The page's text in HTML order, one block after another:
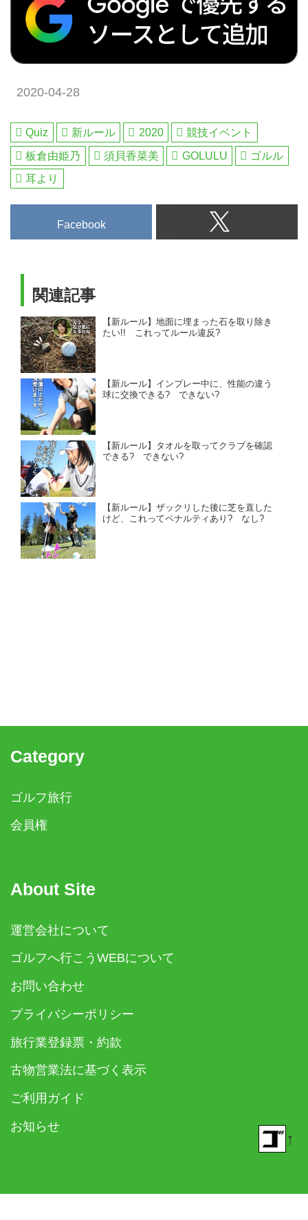
2020-04-28
Quiz 新ルール 2020
競技イベント
板倉由姫乃
須貝香菜美 GOLULU
ゴルル
耳より
Facebook
関連記事
【新ルール】地面に埋まった石を取り除き
たい!! これってルール違反?
【新ルール】インプレー中に、性能の違う
球に交換できる? できない?
【新ルール】タオルを取ってクラブを確認
できる? できない?
【新ルール】ザックリした後に芝を直した
けど、これってペナルティあり? なし?
Category
ゴルフ旅行
会員権
About Site
運営会社について
ゴルフへ行こうWEBについて
お問い合わせ
プライバシーポリシー
旅行業登録票・約款
古物営業法に基づく表示
ご利用ガイド
お知らせ
↑